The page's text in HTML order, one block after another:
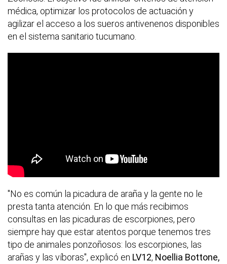
médica, optimizar los protocolos de actuación y
agilizar el acceso a los sueros antivenenos disponibles
en el sistema sanitario tucumano.
"No es común la picadura de araña y la gente no le
presta tanta atención. En lo que más recibimos
consultas en las picaduras de escorpiones, pero
siempre hay que estar atentos porque tenemos tres
tipo de animales ponzoñosos: los escorpiones, las
arañas y las víboras", explicó en LV12, Noellia Bottone,